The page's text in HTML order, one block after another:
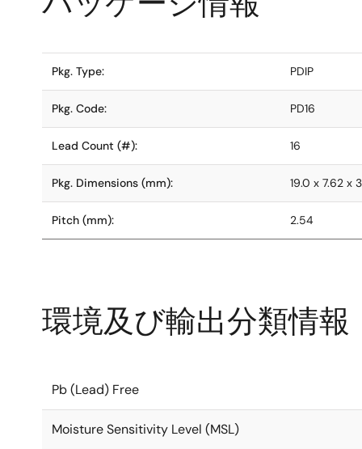
Pkg. Type: PDIP
Pkg. Code: PD16
Lead Count (#): 16
Pkg. Dimensions (mm): 19.0 x 7.62 x
Pitch (mm): 2.54
環境及び輸出分類情報
Pb (Lead) Free
Moisture Sensitivity Level (MSL)